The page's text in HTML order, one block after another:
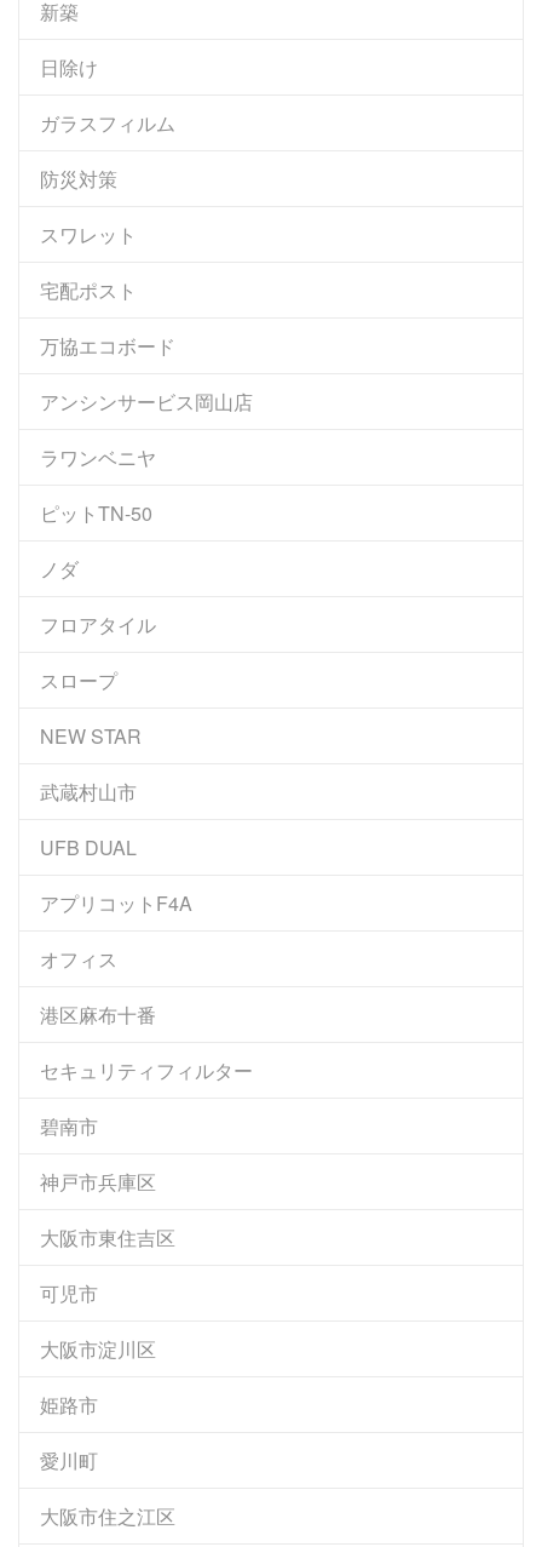
新築
日除け
ガラスフィルム
防災対策
スワレット
宅配ポスト
万協エコボード
アンシンサービス岡山店
ラワンベニヤ
ピットTN-50
ノダ
フロアタイル
スロープ
NEW STAR
武蔵村山市
UFB DUAL
アプリコットF4A
オフィス
港区麻布十番
セキュリティフィルター
碧南市
神戸市兵庫区
大阪市東住吉区
可児市
大阪市淀川区
姫路市
愛川町
大阪市住之江区